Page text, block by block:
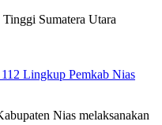
Sumatera Utara
Lingkup Pemkab Nias
Nias melaksanakan